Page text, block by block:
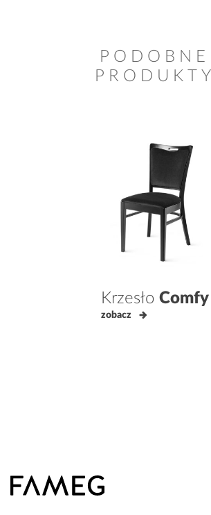
PODOBNE
PRODUKTY
Krzesło Comfy
zobacz